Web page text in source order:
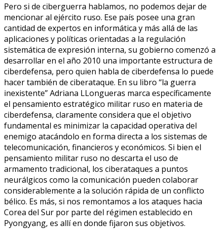
Pero si de ciberguerra hablamos, no podemos dejar de
mencionar al ejército ruso. Ese país posee una gran
cantidad de expertos en informática y más allá de las
aplicaciones y políticas orientadas a la regulación
sistemática de expresión interna, su gobierno comenzó a
desarrollar en el año 2010 una importante estructura de
ciberdefensa, pero quien habla de ciberdefensa lo puede
hacer también de ciberataque. En su libro “la guerra
inexistente” Adriana LLongueras marca específicamente
el pensamiento estratégico militar ruso en materia de
ciberdefensa, claramente considera que el objetivo
fundamental es minimizar la capacidad operativa del
enemigo atacándolo en forma directa a los sistemas de
telecomunicación, financieros y económicos. Si bien el
pensamiento militar ruso no descarta el uso de
armamento tradicional, los ciberataques a puntos
neurálgicos como la comunicación pueden colaborar
considerablemente a la solución rápida de un conflicto
bélico. Es más, si nos remontamos a los ataques hacia
Corea del Sur por parte del régimen establecido en
Pyongyang, es allí en donde fijaron sus objetivos.